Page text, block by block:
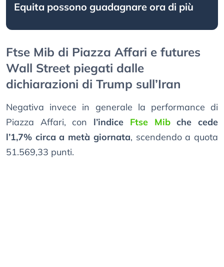
Equita possono guadagnare ora di più
Ftse Mib di Piazza Affari e futures
Wall Street piegati dalle
dichiarazioni di Trump sull’Iran
Negativa invece in generale la performance di
Piazza Affari, con l’indice Ftse Mibche cede
l’1,7% circa a metà giornata, scendendo a quota
51.569,33 punti.